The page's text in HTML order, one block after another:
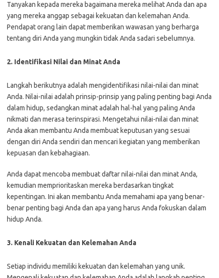
Tanyakan kepada mereka bagaimana mereka melihat Anda dan apa
yang mereka anggap sebagai kekuatan dan kelemahan Anda.
Pendapat orang lain dapat memberikan wawasan yang berharga
tentang diri Anda yang mungkin tidak Anda sadari sebelumnya.
2. Identifikasi Nilai dan Minat Anda
Langkah berikutnya adalah mengidentifikasi nilai-nilai dan minat
Anda. Nilai-nilai adalah prinsip-prinsip yang paling penting bagi Anda
dalam hidup, sedangkan minat adalah hal-hal yang paling Anda
nikmati dan merasa terinspirasi. Mengetahui nilai-nilai dan minat
Anda akan membantu Anda membuat keputusan yang sesuai
dengan diri Anda sendiri dan mencari kegiatan yang memberikan
kepuasan dan kebahagiaan.
Anda dapat mencoba membuat daftar nilai-nilai dan minat Anda,
kemudian memprioritaskan mereka berdasarkan tingkat
kepentingan. Ini akan membantu Anda memahami apa yang benar-
benar penting bagi Anda dan apa yang harus Anda fokuskan dalam
hidup Anda.
3. Kenali Kekuatan dan Kelemahan Anda
Setiap individu memiliki kekuatan dan kelemahan yang unik.